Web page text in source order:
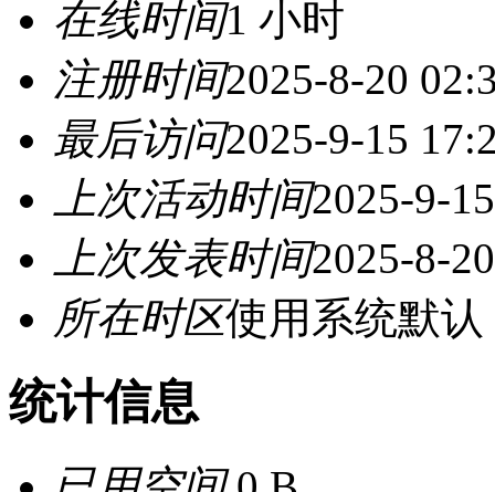
在线时间1 小时
注册时间2025-8-20
最后访问2025-9-15
上次活动时间2025-9-
上次发表时间2025-8-
所在时区使用系统默认
统计信息